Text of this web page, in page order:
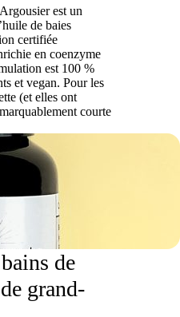
est un
de baies
certifiée
en coenzyme
est 100 %
et vegan. Pour les
(et elles ont
courte
de
grand-